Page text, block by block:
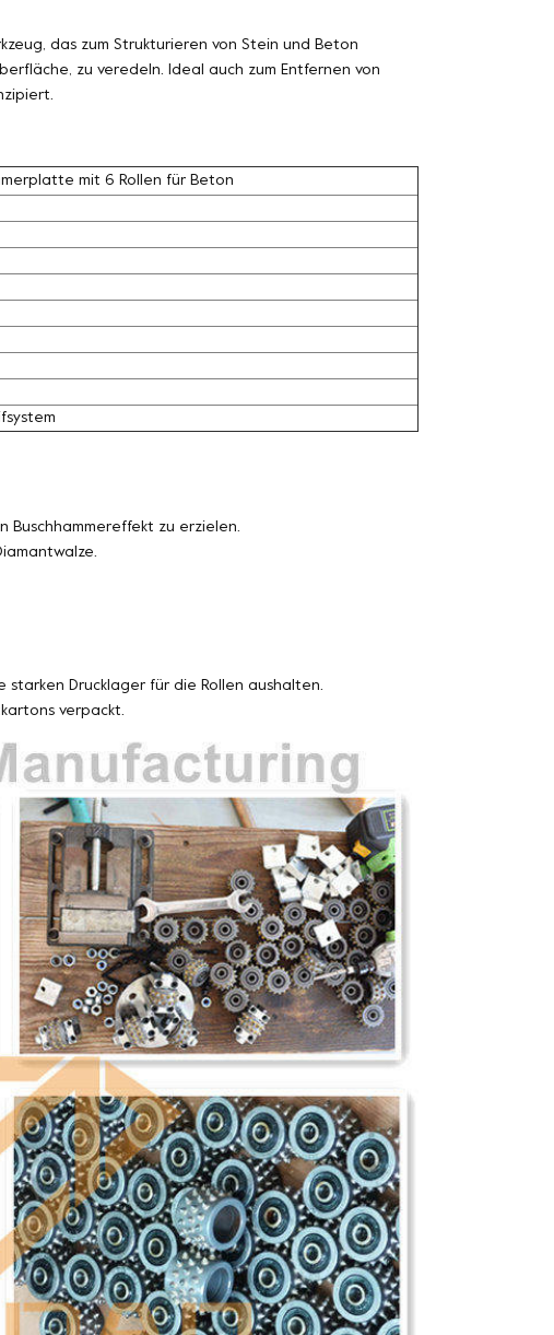
das zum Strukturieren von Stein und Beton
zu veredeln. Ideal auch zum Entfernen von
mit 6 Rollen für Beton
Buschhammereffekt zu erzielen.
Drucklager für die Rollen aushalten.
verpackt.